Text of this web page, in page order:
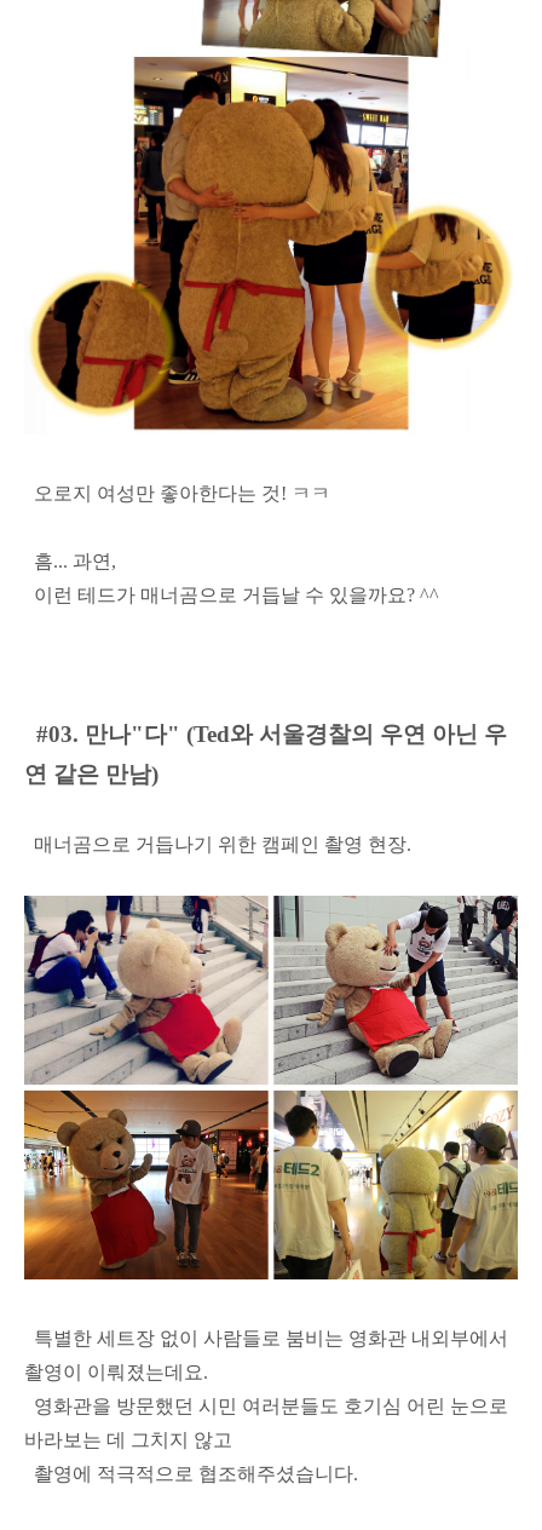
오로지 여성만 좋아한다는 것! ㅋㅋ
흠... 과연,
이런 테드가 매너곰으로 거듭날 수 있을까요? ^^
#03. 만나"다" (Ted와 서울경찰의 우연 아닌 우
연 같은 만남)
매너곰으로 거듭나기 위한 캠페인 촬영 현장.
특별한 세트장 없이 사람들로 붐비는 영화관 내외부에서
촬영이 이뤄졌는데요.
영화관을 방문했던 시민 여러분들도 호기심 어린 눈으로
바라보는 데 그치지 않고
촬영에 적극적으로 협조해주셨습니다.